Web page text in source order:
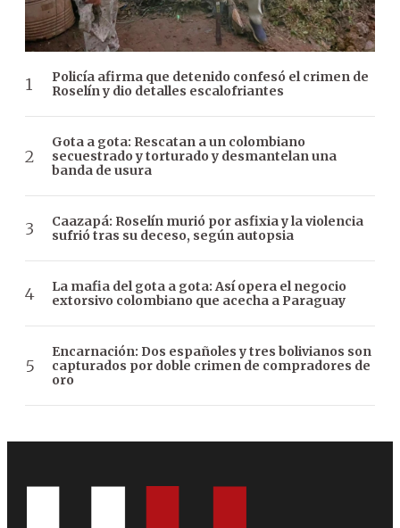
Policía afirma que detenido confesó el crimen de
Roselín y dio detalles escalofriantes
Gota a gota: Rescatan a un colombiano
secuestrado y torturado y desmantelan una
banda de usura
Caazapá: Roselín murió por asfixia y la violencia
sufrió tras su deceso, según autopsia
La mafia del gota a gota: Así opera el negocio
extorsivo colombiano que acecha a Paraguay
Encarnación: Dos españoles y tres bolivianos son
capturados por doble crimen de compradores de
oro